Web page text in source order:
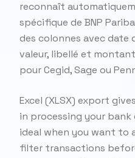
reconnaît
spécifique de BNP
des colonnes avec date
valeur, libellé et
pour Cegid, Sage ou
Excel (XLSX) export
in processing your bank
ideal when you want to
filter transactions